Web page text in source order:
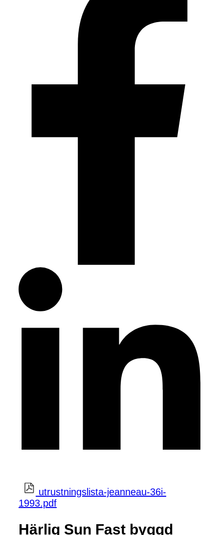
utrustningslista-jeanneau-36i-
1993.pdf
Härlig Sun Fast byggd